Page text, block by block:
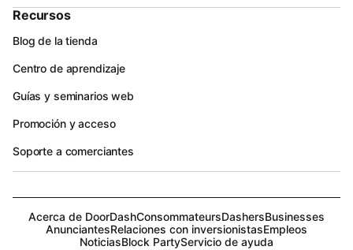
Recursos
Blog de la tienda
Centro de aprendizaje
Guías y seminarios web
Promoción y acceso
Soporte a comerciantes
Acerca de DoorDashConsommateursDashersBusinesses
AnunciantesRelaciones con inversionistasEmpleos
NoticiasBlock PartyServicio de ayuda